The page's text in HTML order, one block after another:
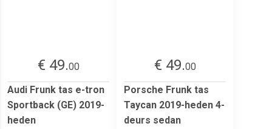
€ 49.00
Audi Frunk tas e-tron
Sportback (GE) 2019-
heden
€ 49.00
Porsche Frunk tas
Taycan 2019-heden 4-
deurs sedan